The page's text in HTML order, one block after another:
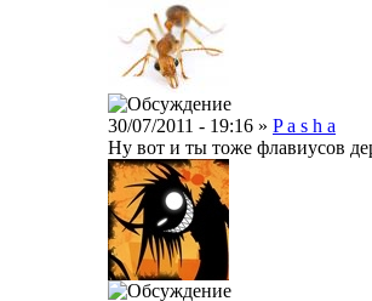
30/07/2011 - 19:16 » P a s h a
Ну вот и ты тоже флавиусов